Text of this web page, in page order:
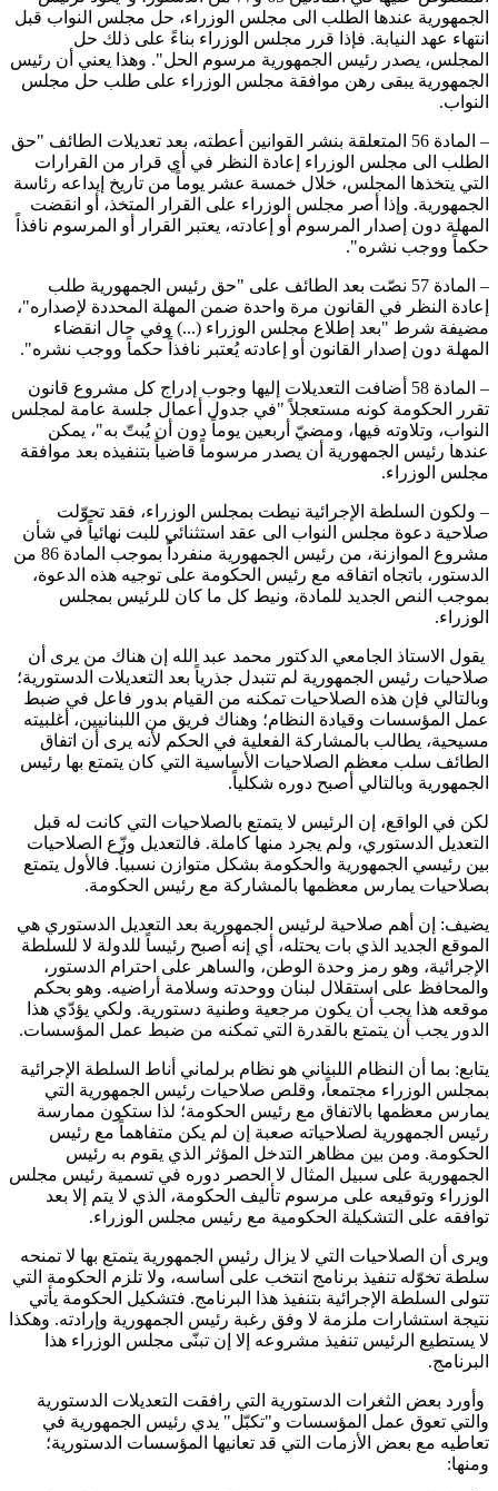
الجمهورية عندها الطلب الى مجلس الوزراء، حل مجلس النواب قبل
انتهاء عهد النيابة. فإذا قرر مجلس الوزراء بناءً على ذلك حل
المجلس، يصدر رئيس الجمهورية مرسوم الحل". وهذا يعني أن رئيس
الجمهورية يبقى رهن موافقة مجلس الوزراء على طلب حل مجلس
النواب.
– المادة 56 المتعلقة بنشر القوانين أعطته، بعد تعديلات الطائف "حق
الطلب الى مجلس الوزراء إعادة النظر في أي قرار من القرارات
التي يتخذها المجلس، خلال خمسة عشر يوماً من تاريخ إيداعه رئاسة
الجمهورية. وإذا أصر مجلس الوزراء على القرار المتخذ، أو انقضت
المهلة دون إصدار المرسوم أو إعادته، يعتبر القرار أو المرسوم نافذاً
حكماً ووجب نشره".
– المادة 57 نصّت بعد الطائف على "حق رئيس الجمهورية طلب
إعادة النظر في القانون مرة واحدة ضمن المهلة المحددة لإصداره"،
مضيفة شرط "بعد إطلاع مجلس الوزراء (...) وفي حال انقضاء
المهلة دون إصدار القانون أو إعادته يُعتبر نافذاً حكماً ووجب نشره".
– المادة 58 أضافت التعديلات إليها وجوب إدراج كل مشروع قانون
تقرر الحكومة كونه مستعجلاً "في جدول أعمال جلسة عامة لمجلس
النواب، وتلاوته فيها، ومضيّ أربعين يوماً دون أن يُبتّ به"، يمكن
عندها رئيس الجمهورية أن يصدر مرسوماً قاضياً بتنفيذه بعد موافقة
مجلس الوزراء.
– ولكون السلطة الإجرائية نيطت بمجلس الوزراء، فقد تحوّلت
صلاحية دعوة مجلس النواب الى عقد استثنائي للبت نهائياً في شأن
مشروع الموازنة، من رئيس الجمهورية منفرداً بموجب المادة 86 من
الدستور، باتجاه اتفاقه مع رئيس الحكومة على توجيه هذه الدعوة،
بموجب النص الجديد للمادة، ونيط كل ما كان للرئيس بمجلس
الوزراء.
يقول الاستاذ الجامعي الدكتور محمد عبد الله إن هناك من يرى أن
صلاحيات رئيس الجمهورية لم تتبدل جذرياً بعد التعديلات الدستورية؛
وبالتالي فإن هذه الصلاحيات تمكنه من القيام بدور فاعل في ضبط
عمل المؤسسات وقيادة النظام؛ وهناك فريق من اللبنانيين، أغلبيته
مسيحية، يطالب بالمشاركة الفعلية في الحكم لأنه يرى أن اتفاق
الطائف سلب معظم الصلاحيات الأساسية التي كان يتمتع بها رئيس
الجمهورية وبالتالي أصبح دوره شكلياً.
لكن في الواقع، إن الرئيس لا يتمتع بالصلاحيات التي كانت له قبل
التعديل الدستوري، ولم يجرد منها كاملة. فالتعديل وزّع الصلاحيات
بين رئيسي الجمهورية والحكومة بشكل متوازن نسبياً. فالأول يتمتع
بصلاحيات يمارس معظمها بالمشاركة مع رئيس الحكومة.
يضيف: إن أهم صلاحية لرئيس الجمهورية بعد التعديل الدستوري هي
الموقع الجديد الذي بات يحتله، أي إنه أصبح رئيساً للدولة لا للسلطة
الإجرائية، وهو رمز وحدة الوطن، والساهر على احترام الدستور،
والمحافظ على استقلال لبنان ووحدته وسلامة أراضيه. وهو بحكم
موقعه هذا يجب أن يكون مرجعية وطنية دستورية. ولكي يؤدّي هذا
الدور يجب أن يتمتع بالقدرة التي تمكنه من ضبط عمل المؤسسات.
يتابع: بما أن النظام اللبناني هو نظام برلماني أناط السلطة الإجرائية
بمجلس الوزراء مجتمعاً، وقلص صلاحيات رئيس الجمهورية التي
يمارس معظمها بالاتفاق مع رئيس الحكومة؛ لذا ستكون ممارسة
رئيس الجمهورية لصلاحياته صعبة إن لم يكن متفاهماً مع رئيس
الحكومة. ومن بين مظاهر التدخل المؤثر الذي يقوم به رئيس
الجمهورية على سبيل المثال لا الحصر دوره في تسمية رئيس مجلس
الوزراء وتوقيعه على مرسوم تأليف الحكومة، الذي لا يتم إلا بعد
توافقه على التشكيلة الحكومية مع رئيس مجلس الوزراء.
ويرى أن الصلاحيات التي لا يزال رئيس الجمهورية يتمتع بها لا تمنحه
سلطة تخوّله تنفيذ برنامج انتخب على أساسه، ولا تلزم الحكومة التي
تتولى السلطة الإجرائية بتنفيذ هذا البرنامج. فتشكيل الحكومة يأتي
نتيجة استشارات ملزمة لا وفق رغبة رئيس الجمهورية وإرادته. وهكذا
لا يستطيع الرئيس تنفيذ مشروعه إلا إن تبنّى مجلس الوزراء هذا
البرنامج.
وأورد بعض الثغرات الدستورية التي رافقت التعديلات الدستورية
والتي تعوق عمل المؤسسات و"تكبّل" يدي رئيس الجمهورية في
تعاطيه مع بعض الأزمات التي قد تعانيها المؤسسات الدستورية؛
ومنها: